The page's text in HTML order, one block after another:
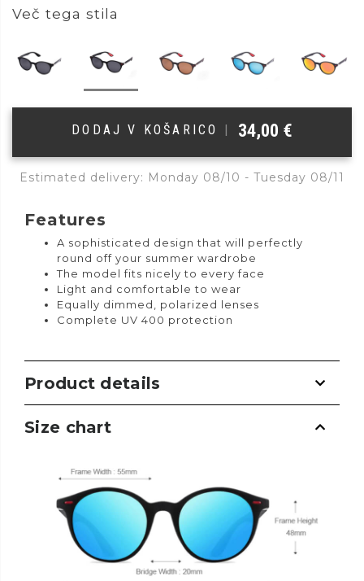
Več tega stila
DODAJ V KOŠARICO 34,00 €
Estimated delivery: Monday 08/10 - Tuesday 08/11
Features
A sophisticated design that will perfectly
round off your summer wardrobe
The model fits nicely to every face
Light and comfortable to wear
Equally dimmed, polarized lenses
Complete UV 400 protection
Product details
Size chart